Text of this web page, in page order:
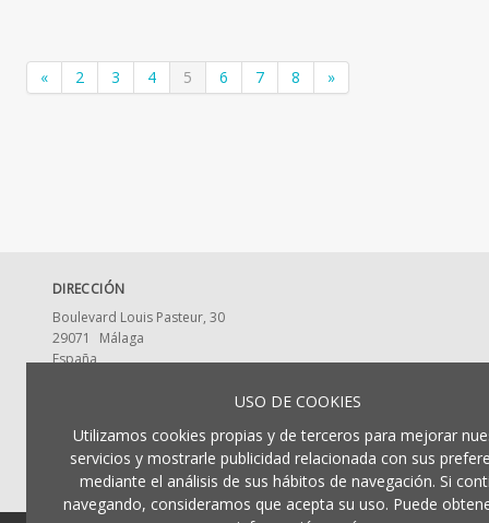
« 2 3 4 5 6 7 8 »
DIRECCIÓN
Boulevard Louis Pasteur, 30
29071
Málaga
España
CONTACTA CON NOSOTROS
952 13 2917
USO DE COOKIES
Utilizamos cookies propias y de terceros para mejorar
servicios y mostrarle publicidad relacionada con sus
mediante el análisis de sus hábitos de navegación. Si
navegando, consideramos que acepta su uso. Puede